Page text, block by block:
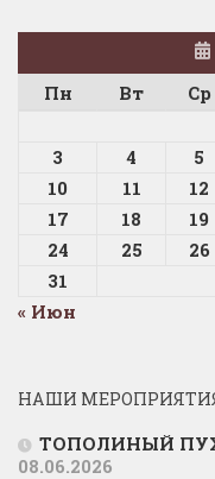
Пн
Вт Ср
3
4 5
10
11 12
17
18 19
24
25 26
31
« Июн
НАШИ
ТОПОЛИНЫЙ
08.06.2026